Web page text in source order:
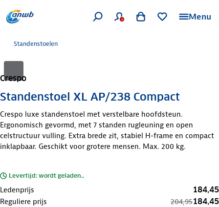
Menu
Standenstoelen
Crespo
Standenstoel XL AP/238 Compact
Crespo luxe standenstoel met verstelbare hoofdsteun.
Ergonomisch gevormd, met 7 standen rugleuning en open
celstructuur vulling. Extra brede zit, stabiel H-frame en compact
inklapbaar. Geschikt voor grotere mensen. Max. 200 kg.
Levertijd: wordt geladen..
Ledenprijs 184,45
Reguliere prijs 204,95184,45